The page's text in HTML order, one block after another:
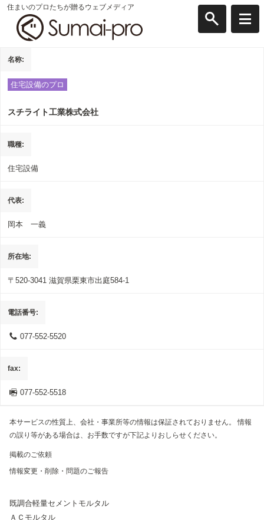
住まいのプロたちが贈るウェブメディア
名称
住宅設備のプロ
スチライト工業株式会社
職種
住宅設備
代表
岡本 一義
所在地
〒520-3041 滋賀県栗東市出庭584-1
電話番号
077-552-5520
fax
077-552-5518
本サービスの性質上、会社・事業所等の情報は保証されておりません。 情報
の誤り等がある場合は、お手数ですが下記よりおしらせください。
掲載のご依頼
情報変更・削除・問題のご報告
既調合軽量セメントモルタル
ＡＣモルタル